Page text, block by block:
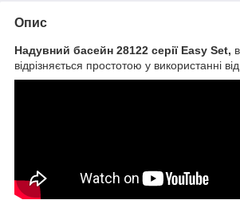
Опис
Надувний басейн 28122 серії Easy Set,
відрізняється простотою у використанні від